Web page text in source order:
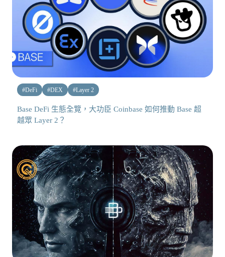
#DeFi #DEX #Layer 2
Base DeFi 生態全覽，大功臣 Coinbase 如何推動 Base 超
越眾 Layer 2？